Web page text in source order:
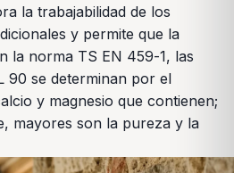
la trabajabilidad de los
y permite que la
la norma TS EN 459-1, las
90 se determinan por el
y magnesio que contienen;
mayores son la pureza y la